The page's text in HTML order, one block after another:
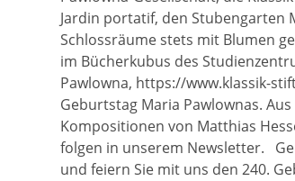
Jardin portatif, den Stubengarten
Schlossräume stets mit Blumen
im Bücherkubus des
Pawlowna, https://www.klassik-
Geburtstag Maria Pawlownas.
Kompositionen von Matthias
folgen in unserem Newsletter.
und feiern Sie mit uns den 240.